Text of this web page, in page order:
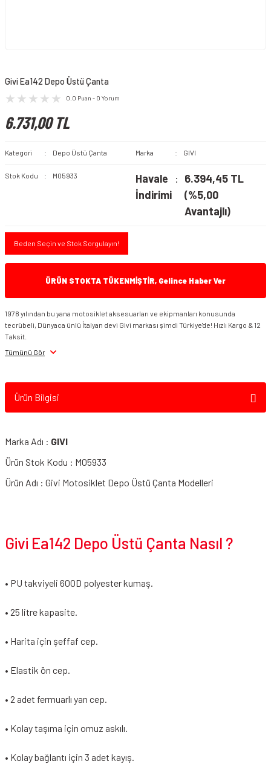
Givi Ea142 Depo Üstü Çanta
0.0 Puan - 0 Yorum
6.731,00 TL
Kategori Depo Üstü Çanta Marka GIVI
Stok Kodu M05933
Havale
İndirimi
6.394,45 TL
(%5,00
Avantajlı)
Beden Seçin ve Stok Sorgulayın!
ÜRÜN STOKTA TÜKENMİŞTİR, Gelince Haber Ver
1978 yılından bu yana motosiklet aksesuarları ve ekipmanları konusunda
tecrübeli, Dünyaca ünlü İtalyan devi Givi markası şimdi Türkiye'de! Hızlı Kargo & 12
Taksit.
Tümünü Gör
Ürün Bilgisi
Marka Adı : GIVI
Ürün Stok Kodu : M05933
Ürün Adı : Givi Motosiklet Depo Üstü Çanta Modelleri
Givi Ea142 Depo Üstü Çanta Nasıl ?
• PU takviyeli 600D polyester kumaş.
• 25 litre kapasite.
• Harita için şeffaf cep.
• Elastik ön cep.
• 2 adet fermuarlı yan cep.
• Kolay taşıma için omuz askılı.
• Kolay bağlantı için 3 adet kayış.